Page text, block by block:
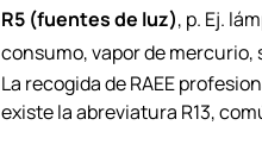
R5 (fuentes de luz), p. Ej.
consumo, vapor de mercurio,
La recogida de RAEE
existe la abreviatura R13,